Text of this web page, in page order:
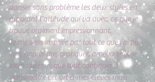
danser sans problème les deux styles en
arborant l’attitude qui va avec, ce que je
trouve vraiment impressionnant.
Je me sens inspirée par tout ce que j’ai pu
voir, apprendre, pratiquer, améliorer et je
souhaite plus que tout continuer à
transmettre cet art à mes élèves mais